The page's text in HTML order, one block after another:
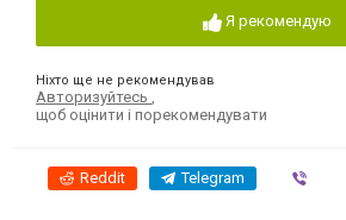
Я рекомендую
Ніхто ще не рекомендував
Авторизуйтесь
щоб оцінити і порекомендувати
Reddit Telegram